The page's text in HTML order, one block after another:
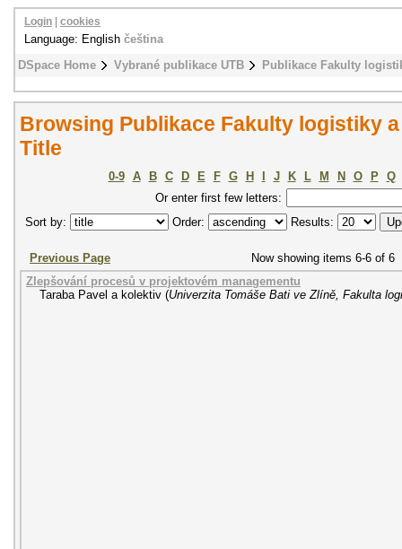
DSpace Home Vybrané publikace UTB Publikace Fakulty
Login cookies
Language: English čeština
Browsing Publikace Fakulty logistiky
Title
0-9 A B C D E F G H J K L M N O P
Q
Or enter first few letters:
Sort by:
Order: Results:
Previous Page
Now showing items 6-6 of 6
Zlepšování procesů v projektovém managementu
Taraba Pavel a kolektiv (Univerzita Tomáše Bati ve Zlíně, Fakulta